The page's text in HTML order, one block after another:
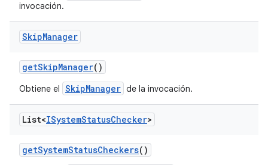
invocación.
SkipManager
getSkipManager()
Obtiene el SkipManager de la invocación.
List<ISystemStatusChecker>
getSystemStatusCheckers()